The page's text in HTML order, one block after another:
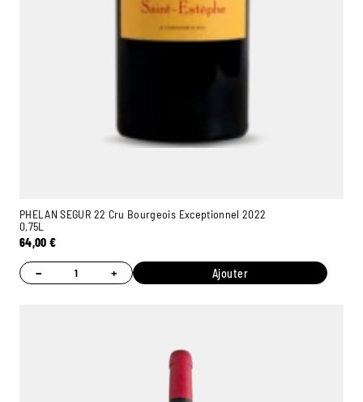
PHELAN SEGUR 22 Cru Bourgeois Exceptionnel 2022
0,75L
64,00€
− + Ajouter